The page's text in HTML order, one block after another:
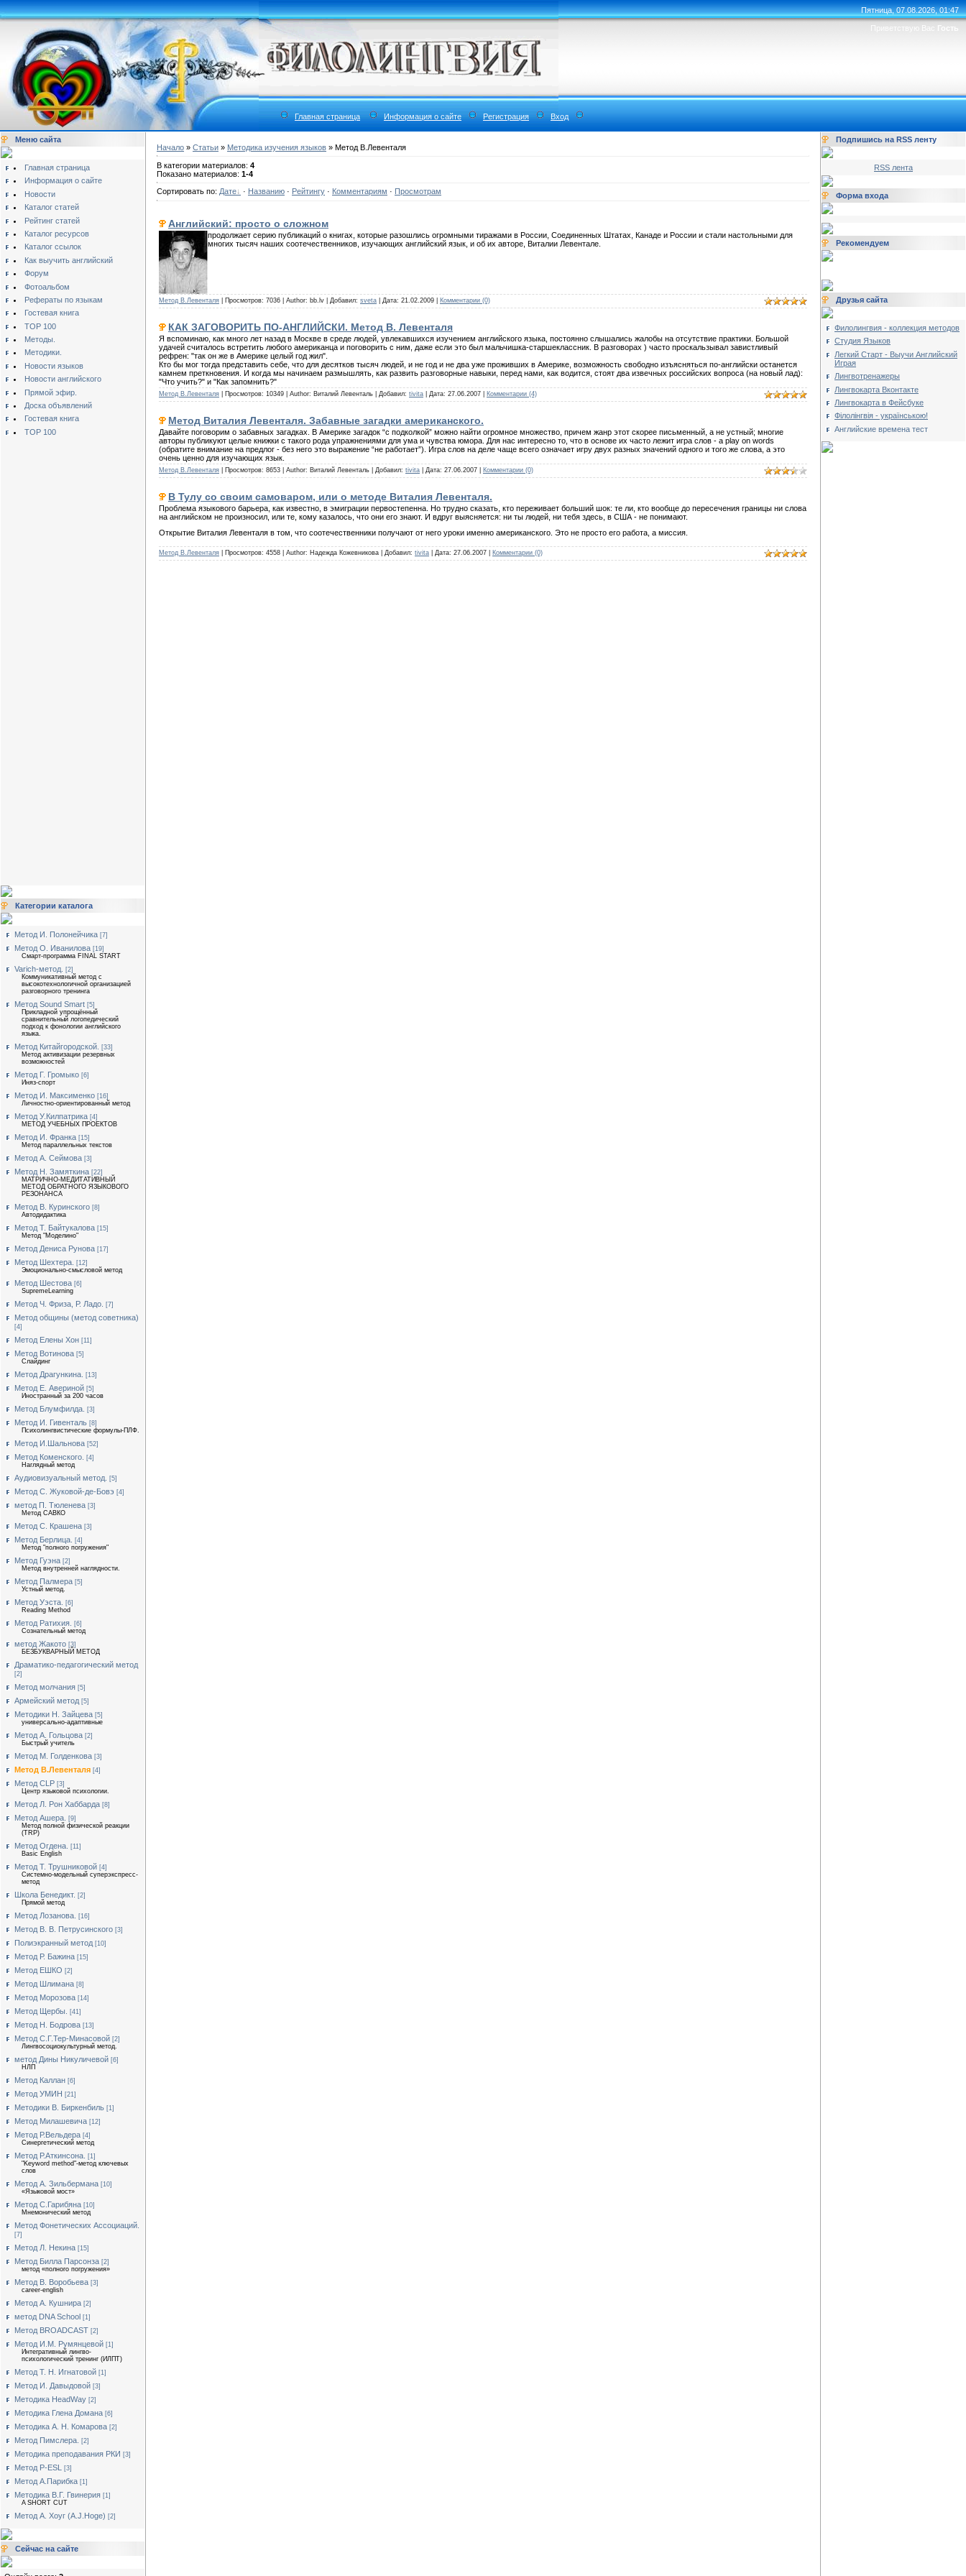
Пятница, 07.08.2026, 01:47
Приветствую Вас Гость
Главная страница Информация о сайте Регистрация Вход
Меню сайта
Главная страница
Информация о сайте
Новости
Каталог статей
Рейтинг статей
Каталог ресурсов
Каталог ссылок
Как выучить английский
Форум
Фотоальбом
Рефераты по языкам
Гостевая книга
TOP 100
Методы.
Методики.
Новости языков
Новости английского
Прямой эфир.
Доска объявлений
Гостевая книга
TOP 100
Категории каталога
Метод И. Полонейчика [7]
Метод О. Иванилова [19]
Смарт-программа FINAL START
Varich-метод.
[2]
Коммуникативный метод с
высокотехнологичной организацией
разговорного тренинга
Метод Sound Smart [5]
Прикладной упрощённый
сравнительный логопедический
подход к фонологии английского
языка.
Метод Китайгородской.
[33]
Метод активизации резервных
возможностей
Метод Г. Громыко [6]
Иняз-спорт
Метод И. Максименко [16]
Личностно-ориентированный метод
Метод У.Килпатрика [4]
МЕТОД УЧЕБНЫХ ПРОЕКТОВ
Метод И. Франка [15]
Метод параллельных текстов
Метод А. Сеймова [3]
Метод Н. Замяткина [22]
МАТРИЧНО-МЕДИТАТИВНЫЙ
МЕТОД ОБРАТНОГО ЯЗЫКОВОГО
РЕЗОНАНСА
Метод В. Куринского [8]
Автодидактика
Метод Т. Байтукалова [15]
Метод "Моделино"
Метод Дениса Рунова [17]
Метод Шехтера.
[12]
Эмоционально-смысловой метод
Метод Шестова [6]
SupremeLearning
Метод Ч. Фриза, Р. Ладо. [7]
Метод общины (метод советника)
[4]
Метод Елены Хон [11]
Метод Вотинова [5]
Слайдинг
Метод Драгункина. [13]
Метод Е. Авериной [5]
Иностранный за 200 часов
Метод Блумфилда. [3]
Метод И. Гивенталь [8]
Психолингвистические формулы-ПЛФ.
Метод И.Шальнова [52]
Метод Коменского.
[4]
Наглядный метод
Аудиовизуальный метод. [5]
Метод С. Жуковой-де-Бовэ [4]
метод П. Тюленева [3]
Метод САВКО
Метод С. Крашена [3]
Метод Берлица.
[4]
Метод "полного погружения"
Метод Гуэна [2]
Метод внутренней наглядности.
Метод Палмера [5]
Устный метод.
Метод Уэста.
[6]
Reading Method
Метод Ратихия.
[6]
Сознательный метод
метод Жакото [3]
БЕЗБУКВАРНЫЙ МЕТОД
Драматико-педагогический метод
[2]
Метод молчания [5]
Армейский метод [5]
Методики Н. Зайцева [5]
универсально-адаптивные
Метод А. Гольцова [2]
Быстрый учитель
Метод М. Голденкова [3]
Метод В.Левенталя [4]
Метод CLP [3]
Центр языковой психологии.
Метод Л. Рон Хаббарда [8]
Метод Ашера.
[9]
Метод полной физической реакции
(TRP)
Метод Огдена.
[11]
Basic English
Метод Т. Трушниковой [4]
Системно-модельный суперэкспресс-
метод
Школа Бенедикт. [2]
Прямой метод
Метод Лозанова. [16]
Метод В. В. Петрусинского [3]
Полиэкранный метод [10]
Метод Р. Бажина [15]
Метод ЕШКО [2]
Метод Шлимана [8]
Метод Морозова [14]
Метод Щербы. [41]
Метод Н. Бодрова [13]
Метод С.Г.Тер-Минасовой [2]
Лингвосоциокультурный метод.
метод Дины Никуличевой [6]
НЛП
Метод Каллан [6]
Метод УМИН [21]
Методики В. Биркенбиль [1]
Метод Милашевича [12]
Метод Р.Вельдера [4]
Синергетический метод
Метод Р.Аткинсона.
[1]
"Keyword method"-метод ключевых
слов
Метод А. Зильбермана [10]
«Языковой мост»
Метод С.Гарибяна [10]
Мнемонический метод
Метод Фонетических Ассоциаций.
[7]
Метод Л. Некина [15]
Метод Билла Парсонза [2]
метод «полного погружения»
Метод В. Воробьева [3]
career-english
Метод А. Кушнира [2]
метод DNA School [1]
Метод BROADCAST [2]
Метод И.М. Румянцевой [1]
Интегративный лингво-
психологический тренинг (ИЛПТ)
Метод Т. Н. Игнатовой [1]
Метод И. Давыдовой [3]
Методика HeadWay [2]
Методика Глена Домана [6]
Методика А. Н. Комарова [2]
Метод Пимслера. [2]
Методика преподавания РКИ [3]
Метод P-ESL [3]
Метод А.Парибка [1]
Методика В.Г. Гвинерия [1]
A SHORT CUT
Метод А. Хоуг (А.J.Нoge) [2]
Сейчас на сайте
Начало » Статьи » Методика изучения языков » Метод В.Левенталя
В категории материалов: 4
Показано материалов: 1-4
Сортировать по: Дате · Названию · Рейтингу · Комментариям · Просмотрам
Английский: просто о сложном
продолжает серию публикаций о книгах, которые разошлись огромными тиражами в России, Соединенных Штатах, Канаде и России и стали настольными для
многих тысяч наших соотечественников, изучающих английский язык, и об их авторе, Виталии Левентале.
Метод В.Левенталя | Просмотров: 7036 | Author: bb.lv | Добавил: sveta | Дата: 21.02.2009 Комментарии (0)
КАК ЗАГОВОРИТЬ ПО-АНГЛИЙСКИ. Метод В. Левенталя
Я вспоминаю, как много лет назад в Москве в среде людей, увлекавшихся изучением английского языка, постоянно слышались жалобы на отсутствие практики. Большой
удачей считалось встретить любого американца и поговорить с ним, даже если это был мальчишка-старшеклассник. В разговорах ) часто проскальзывал завистливый
рефрен: "так он же в Америке целый год жил".
Кто бы мог тогда представить себе, что для десятков тысяч людей, и не год и не два уже проживших в Америке, возможность свободно изъясняться по-английски останется
камнем преткновения. И когда мы начинаем размышлять, как развить разговорные навыки, перед нами, как водится, стоят два извечных российских вопроса (на новый лад):
"Что учить?" и "Как запомнить?"
Метод В.Левенталя | Просмотров: 10349 | Author: Виталий Левенталь | Добавил: tivita | Дата: 27.06.2007 Комментарии (4)
Метод Виталия Левенталя. Забавные загадки американского.
Давайте поговорим о забавных загадках. В Америке загадок “с подколкой” можно найти огромное множество, причем жанр этот скорее письменный, а не устный; многие
авторы публикуют целые книжки с такого рода упражнениями для ума и чувства юмора. Для нас интересно то, что в основе их часто лежит игра слов - a play on words
(обратите внимание на предлог - без него это выражение “не работает”). Игра слов на деле чаще всего означает игру двух разных значений одного и того же слова, а это
очень ценно для изучающих язык.
Метод В.Левенталя | Просмотров: 8653 | Author: Виталий Левенталь | Добавил: tivita | Дата: 27.06.2007 Комментарии (0)
В Тулу со своим самоваром, или о методе Виталия Левенталя.
Проблема языкового барьера, как известно, в эмиграции первостепенна. Но трудно сказать, кто переживает больший шок: те ли, кто вообще до пересечения границы ни слова
на английском не произносил, или те, кому казалось, что они его знают. И вдруг выясняется: ни ты людей, ни тебя здесь, в США - не понимают.
Открытие Виталия Левенталя в том, что соотечественники получают от него уроки именно американского. Это не просто его работа, а миссия.
Метод В.Левенталя | Просмотров: 4558 | Author: Надежда Кожевникова | Добавил: tivita | Дата: 27.06.2007 Комментарии (0)
Подпишись на RSS ленту
RSS лента
Форма входа
Рекомендуем
Друзья сайта
Филолингвия - коллекция методов
Студия Языков
Легкий Старт - Выучи Английский
Играя
Лингвотренажеры
Лингвокарта Вконтакте
Лингвокарта в Фейсбуке
Філолінгвія - українською!
Английские времена тест